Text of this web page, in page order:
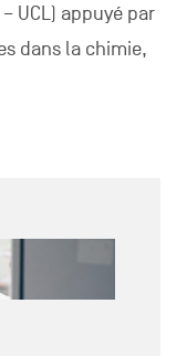
UCL) appuyé par
dans la chimie,